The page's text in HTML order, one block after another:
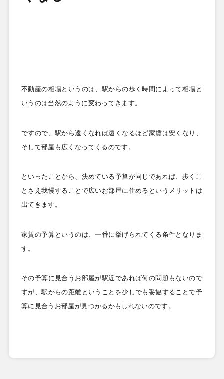
不動産の相場というのは、駅からの歩く時間によって相場と
いうのは当然のように変わってきます。
ですので、駅から遠くなれば遠くなるほど家賃は安くなり、
そして部屋も広くなってくるのです。
といったことから、決めている予算が同じであれば、歩くこ
とさえ我慢することで広いお部屋に住めるというメリットは
出てきます。
家賃の予算というのは、一番に挙げられてくる条件となりま
す。
その予算に見合うお部屋が駅近であれば何の問題もないので
すが、駅からの距離ということを少しでも妥協することで予
算に見合うお部屋が見つかるかもしれないのです。